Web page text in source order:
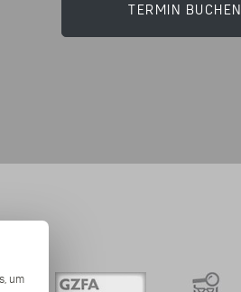
um
TERMIN BUCHEN